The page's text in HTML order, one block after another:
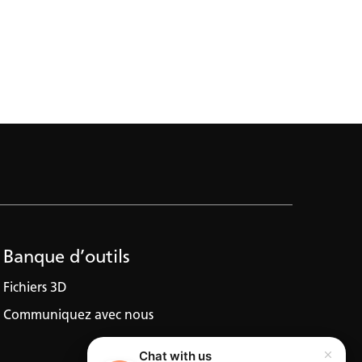
Banque d’outils
Fichiers 3D
Communiquez avec nous
Chat with us